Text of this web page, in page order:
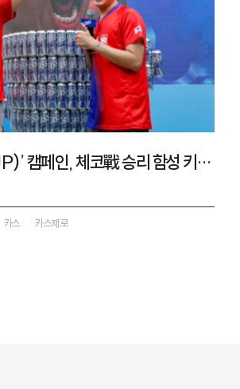
카스 ‘와이드 컵(WIDE CUP)’ 캠페인, 체코戰 승리 함성 키웠다
카스 카스제로